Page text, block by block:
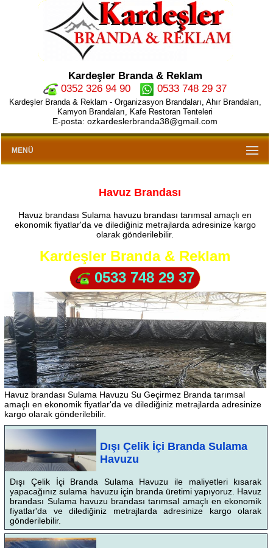
Kardeşler Branda & Reklam
0352 326 94 90
0533 748 29 37
Kardeşler Branda & Reklam - Organizasyon Brandaları, Ahır Brandaları,
Kamyon Brandaları, Kafe Restoran Tenteleri
E-posta: ozkardeslerbranda38@gmail.com
MENÜ
Havuz Brandası
Havuz brandası Sulama havuzu brandası tarımsal amaçlı en
ekonomik fiyatlar'da ve dilediğiniz metrajlarda adresinize kargo
olarak gönderilebilir.
Kardeşler Branda & Reklam
0533 748 29 37
Havuz brandası Sulama Havuzu Su Geçirmez Branda tarımsal
amaçlı en ekonomik fiyatlar'da ve dilediğiniz metrajlarda adresinize
kargo olarak gönderilebilir.
Dışı Çelik İçi Branda Sulama
Havuzu
Dışı Çelik İçi Branda Sulama Havuzu ile maliyetleri kısarak
yapacağınız sulama havuzu için branda üretimi yapıyoruz. Havuz
brandası Sulama havuzu brandası tarımsal amaçlı en ekonomik
fiyatlar'da ve dilediğiniz metrajlarda adresinize kargo olarak
gönderilebilir.